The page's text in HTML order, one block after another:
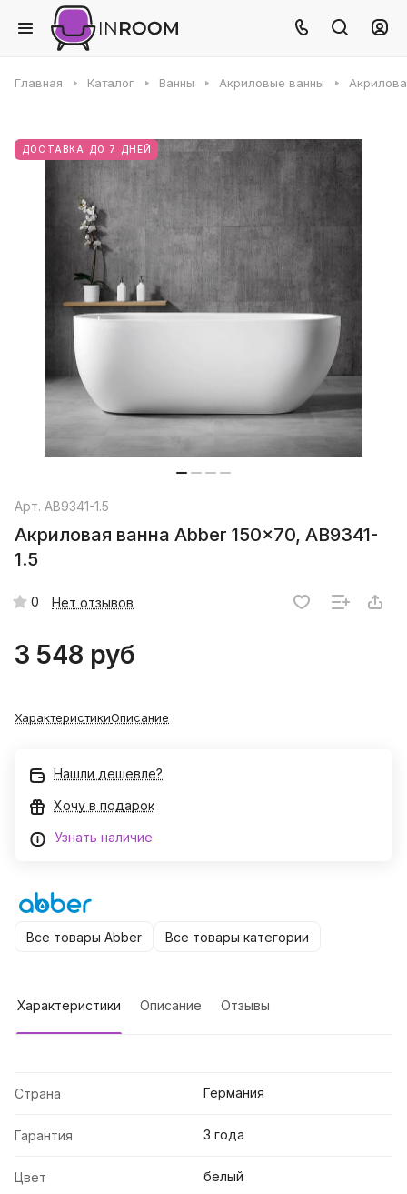
Главная Каталог Ванны Акриловые ванны
ДОСТАВКА ДО 7 ДНЕЙ
Арт. AB9341-1.5
Акриловая ванна Abber 150x70, AB9341-
1.5
0 Нет отзывов
3 548 руб
ХарактеристикиОписание
Нашли дешевле?
Хочу в подарок
Узнать наличие
Все товары Abber Все товары категории
Характеристики Описание Отзывы
Страна Германия
Гарантия 3 года
Цвет белый